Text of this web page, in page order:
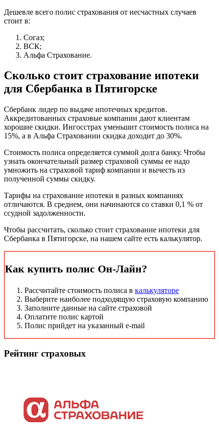
Дешевле всего полис страхования от несчастных случаев
стоит в:
Согаз;
ВСК;
Альфа Страхование.
Сколько стоит страхование ипотеки
для Сбербанка в Пятигорске
Сбербанк лидер по выдаче ипотечных кредитов.
Аккредитованных страховые компании дают клиентам
хорошие скидки. Ингосстрах уменьшит стоимость полиса на
15%, а в Альфа Страховании скидка доходит до 30%.
Стоимость полиса определяется суммой долга банку. Чтобы
узнать окончательный размер страховой суммы ее надо
умножить на страховой тариф компании и вычесть из
полученной суммы скидку.
Тарифы на страхование ипотеки в разных компаниях
отличаются. В среднем, они начинаются со ставки 0,1 % от
ссудной задолженности.
Чтобы рассчитать, сколько стоит страхование ипотеки для
Сбербанка в Пятигорске, на нашем сайте есть калькулятор.
Как купить полис Он-Лайн?
Рассчитайте стоимость полиса в калькуляторе
Выберите наиболее подходящую страховую компанию
Заполните данные на сайте страховой
Оплатите полис картой
Полис прийдет на указанный e-mail
Рейтинг страховых